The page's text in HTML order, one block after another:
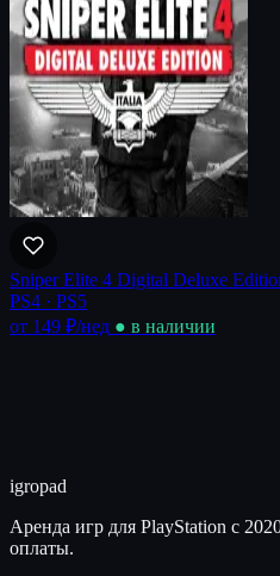
Sniper Elite 4 Digital Deluxe
PS4 · PS5
от 149 ₽/нед ● в наличии
igropad
Аренда игр для PlayStation с
оплаты.